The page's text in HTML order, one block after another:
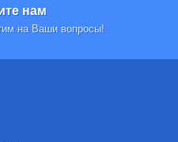
нам
на Ваши вопросы!